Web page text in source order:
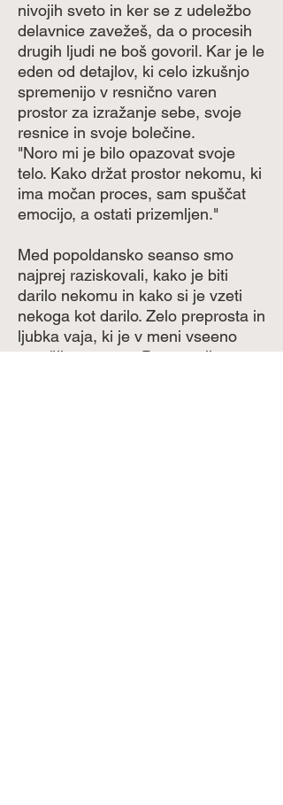
nivojih sveto in ker se z udeležbo
delavnice zavežeš, da o procesih
drugih ljudi ne boš govoril. Kar je le
eden od detajlov, ki celo izkušnjo
spremenijo v resnično varen
prostor za izražanje sebe, svoje
resnice in svoje bolečine.
"Noro mi je bilo opazovat svoje
telo. Kako držat prostor nekomu, ki
ima močan proces, sam spuščat
emocijo, a ostati prizemljen."
Med popoldansko seanso smo
najprej raziskovali, kako je biti
darilo nekomu in kako si je vzeti
nekoga kot darilo. Zelo preprosta in
ljubka vaja, ki je v meni vseeno
sprožila procese. Presenetilo me